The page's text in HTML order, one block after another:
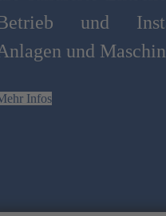
und
und
Infos